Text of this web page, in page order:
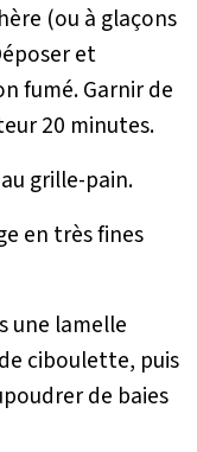
(ou à glaçons
et
fumé. Garnir de
20 minutes.
grille-pain.
en très fines
une lamelle
ciboulette, puis
de baies